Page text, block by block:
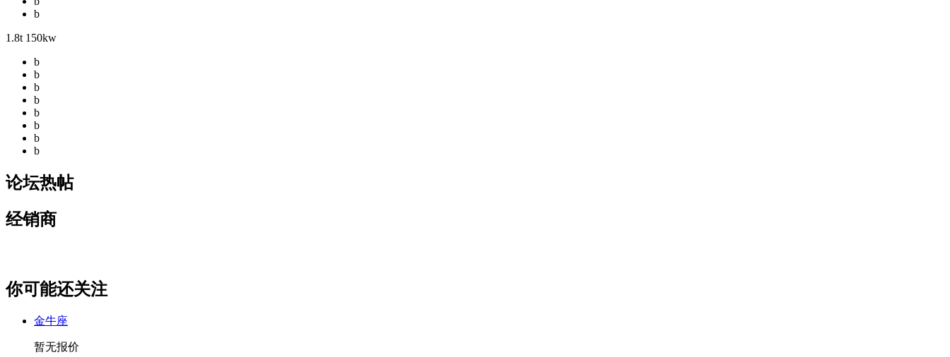
b
1.8t 150kw
b
b
b
b
b
b
b
b
论坛热帖
经销商
你可能还关注
金牛座
暂无报价